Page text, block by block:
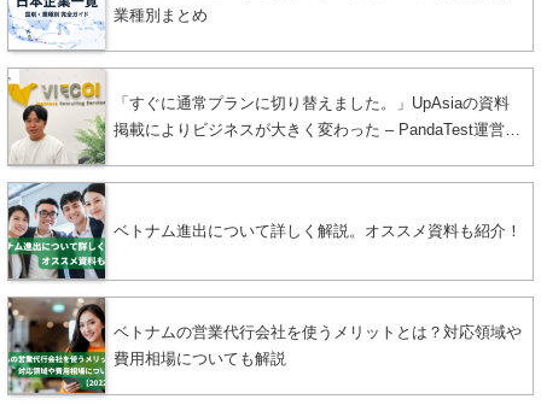
業種別まとめ
「すぐに通常プランに切り替えました。」UpAsiaの資料
掲載によりビジネスが大きく変わった – PandaTest運営者
ベトナム進出について詳しく解説。オススメ資料も紹介！
ベトナムの営業代行会社を使うメリットとは？対応領域や
費用相場についても解説